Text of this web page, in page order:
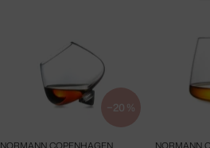
−20 %